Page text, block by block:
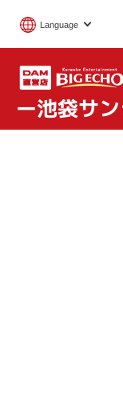
Language
ー池袋サ